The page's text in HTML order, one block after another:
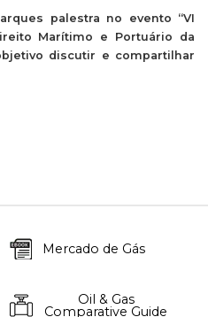
palestra no evento “VI
Marítimo e Portuário da
discutir e compartilhar
Mercado de Gás
Oil & Gas
Comparative Guide